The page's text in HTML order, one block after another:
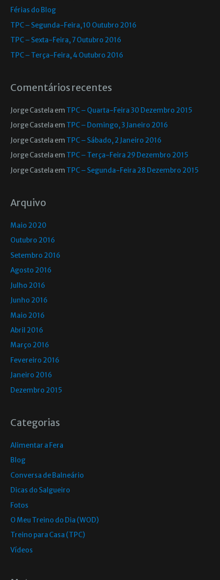
Férias do Blog
TPC – Segunda-Feira, 10 Outubro 2016
TPC – Sexta-Feira, 7 Outubro 2016
TPC – Terça-Feira, 4 Outubro 2016
Comentários recentes
Jorge Castela em TPC – Quarta-Feira 30 Dezembro 2015
Jorge Castela em TPC – Domingo, 3 Janeiro 2016
Jorge Castela em TPC – Sábado, 2 Janeiro 2016
Jorge Castela em TPC – Terça-Feira 29 Dezembro 2015
Jorge Castela em TPC – Segunda-Feira 28 Dezembro 2015
Arquivo
Maio 2020
Outubro 2016
Setembro 2016
Agosto 2016
Julho 2016
Junho 2016
Maio 2016
Abril 2016
Março 2016
Fevereiro 2016
Janeiro 2016
Dezembro 2015
Categorias
Alimentar a Fera
Blog
Conversa de Balneário
Dicas do Salgueiro
Fotos
O Meu Treino do Dia (WOD)
Treino para Casa (TPC)
Vídeos